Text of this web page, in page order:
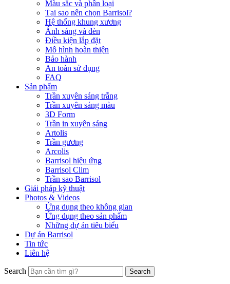
Màu sắc và phân loại
Tại sao nên chọn Barrisol?
Hệ thống khung xương
Ánh sáng và đèn
Điều kiện lắp đặt
Mô hình hoàn thiện
Bảo hành
An toàn sử dụng
FAQ
Sản phẩm
Trần xuyên sáng trắng
Trần xuyên sáng màu
3D Form
Trần in xuyên sáng
Artolis
Trần gương
Arcolis
Barrisol hiệu ứng
Barrisol Clim
Trần sao Barrisol
Giải pháp kỹ thuật
Photos & Videos
Ứng dụng theo không gian
Ứng dụng theo sản phẩm
Những dự án tiêu biểu
Dự án Barrisol
Tin tức
Liên hệ
Search